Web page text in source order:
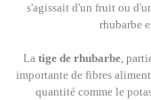
s'agissait d'un fruit ou
rhubarbe
La tige de rhubarbe,
importante de fibres
quantité comme le